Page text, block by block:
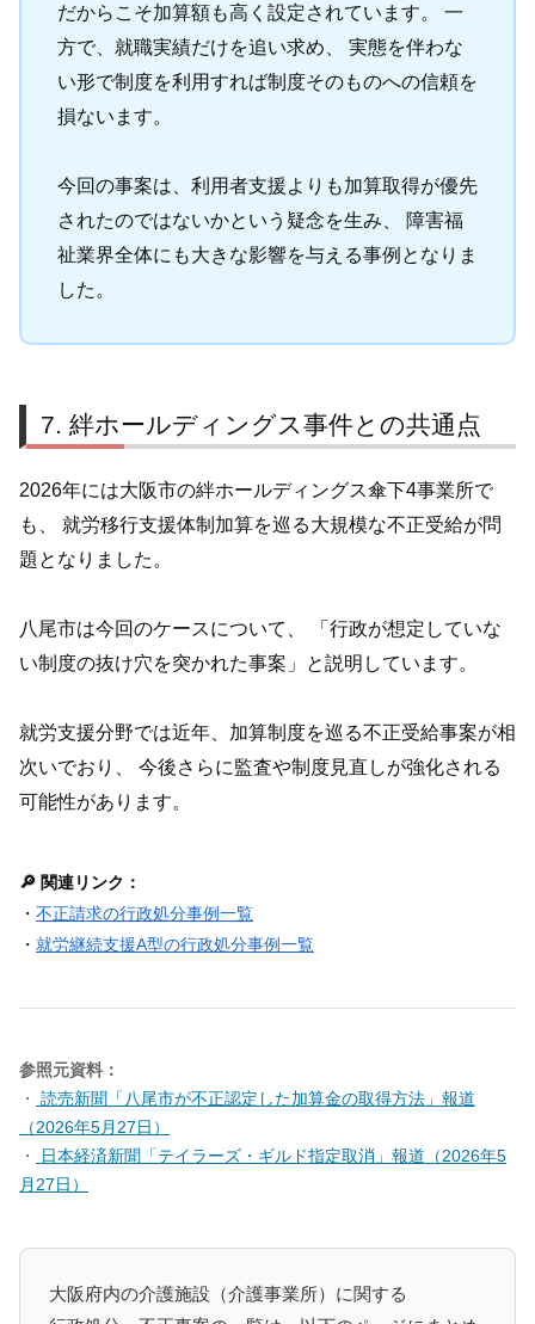
だからこそ加算額も高く設定されています。 一
方で、就職実績だけを追い求め、 実態を伴わな
い形で制度を利用すれば制度そのものへの信頼を
損ないます。
今回の事案は、利用者支援よりも加算取得が優先
されたのではないかという疑念を生み、 障害福
祉業界全体にも大きな影響を与える事例となりま
した。
絆ホールディングス事件との共通点
2026年には大阪市の絆ホールディングス傘下4事業所で
も、 就労移行支援体制加算を巡る大規模な不正受給が問
題となりました。
八尾市は今回のケースについて、 「行政が想定していな
い制度の抜け穴を突かれた事案」と説明しています。
就労支援分野では近年、加算制度を巡る不正受給事案が相
次いでおり、 今後さらに監査や制度見直しが強化される
可能性があります。
🔎 関連リンク：
・ 不正請求の行政処分事例一覧
・ 就労継続支援A型の行政処分事例一覧
参照元資料：
・
読売新聞「八尾市が不正認定した加算金の取得方法」報道
（2026年5月27日）
・
日本経済新聞「テイラーズ・ギルド指定取消」報道（2026年5
月27日）
大阪府内の介護施設（介護事業所）に関する